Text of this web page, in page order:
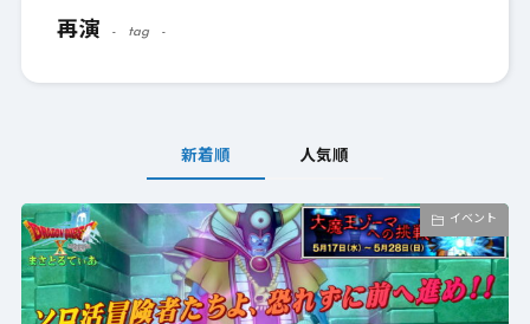
再演 tag
新着順 人気順
イベント